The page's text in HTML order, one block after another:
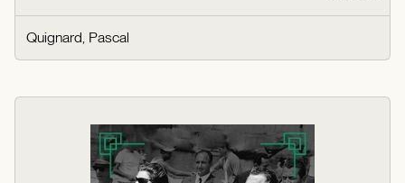
Quignard, Pascal